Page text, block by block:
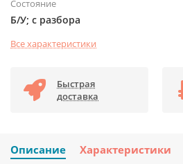
Состояние
Б/У; с разбора
Все характеристики
Быстрая
доставка
Описание Характеристики